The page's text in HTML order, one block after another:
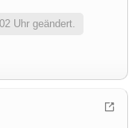
Uhr geändert.